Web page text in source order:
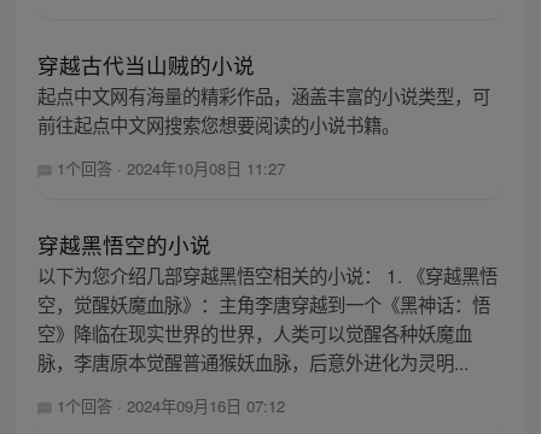
穿越古代当山贼的小说
起点中文网有海量的精彩作品，涵盖丰富的小说类型，可
前往起点中文网搜索您想要阅读的小说书籍。
1个回答 · 2024年10月08日 11:27
穿越黑悟空的小说
以下为您介绍几部穿越黑悟空相关的小说： 1. 《穿越黑悟
空，觉醒妖魔血脉》：主角李唐穿越到一个《黑神话：悟
空》降临在现实世界的世界，人类可以觉醒各种妖魔血
脉，李唐原本觉醒普通猴妖血脉，后意外进化为灵明...
1个回答 · 2024年09月16日 07:12